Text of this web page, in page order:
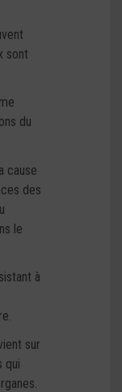
sont
du
cause
des
le
à
sur
qui